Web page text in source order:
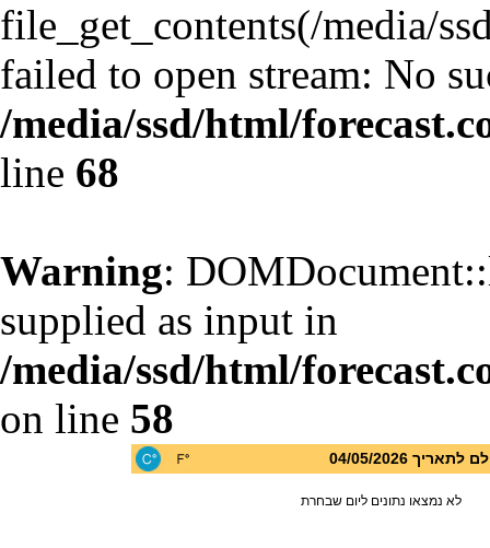
file_get_contents(/media/
failed to open stream: No
/media/ssd/html/
line 68
Warning:
supplied as input in
/media/ssd/html/
on line 58
04/05/2026
לא נמצאו נתונים ליום שבחרת